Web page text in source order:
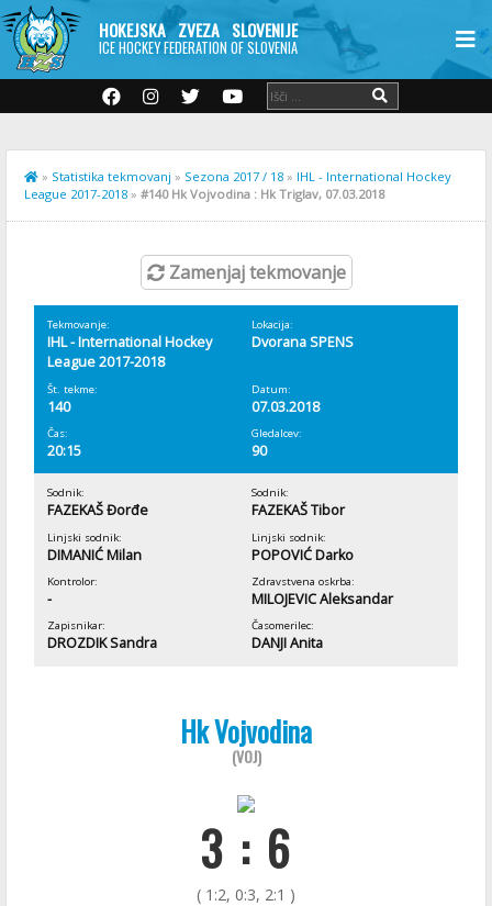
HOKEJSKA ZVEZA SLOVENIJE
ICE HOCKEY FEDERATION OF SLOVENIA
» Statistika tekmovanj » Sezona 2017 / 18 » IHL - International Hockey
League 2017-2018 » #140 Hk Vojvodina : Hk Triglav, 07.03.2018
Zamenjaj tekmovanje
Tekmovanje:
IHL - International Hockey
League 2017-2018
Lokacija:
Dvorana SPENS
Št. tekme:
140
Datum:
07.03.2018
Čas:
20:15
Gledalcev:
90
Sodnik:
FAZEKAŠ Đorđe
Sodnik:
FAZEKAŠ Tibor
Linjski sodnik:
DIMANIĆ Milan
Linjski sodnik:
POPOVIĆ Darko
Kontrolor:
-
Zdravstvena oskrba:
MILOJEVIC Aleksandar
Zapisnikar:
DROZDIK Sandra
Časomerilec:
DANJI Anita
Hk Vojvodina
(VOJ)
3 : 6
( 1:2, 0:3, 2:1 )